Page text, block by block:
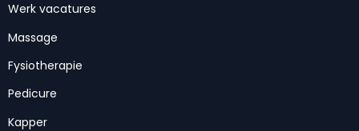
Werk vacatures
Massage
Fysiotherapie
Pedicure
Kapper